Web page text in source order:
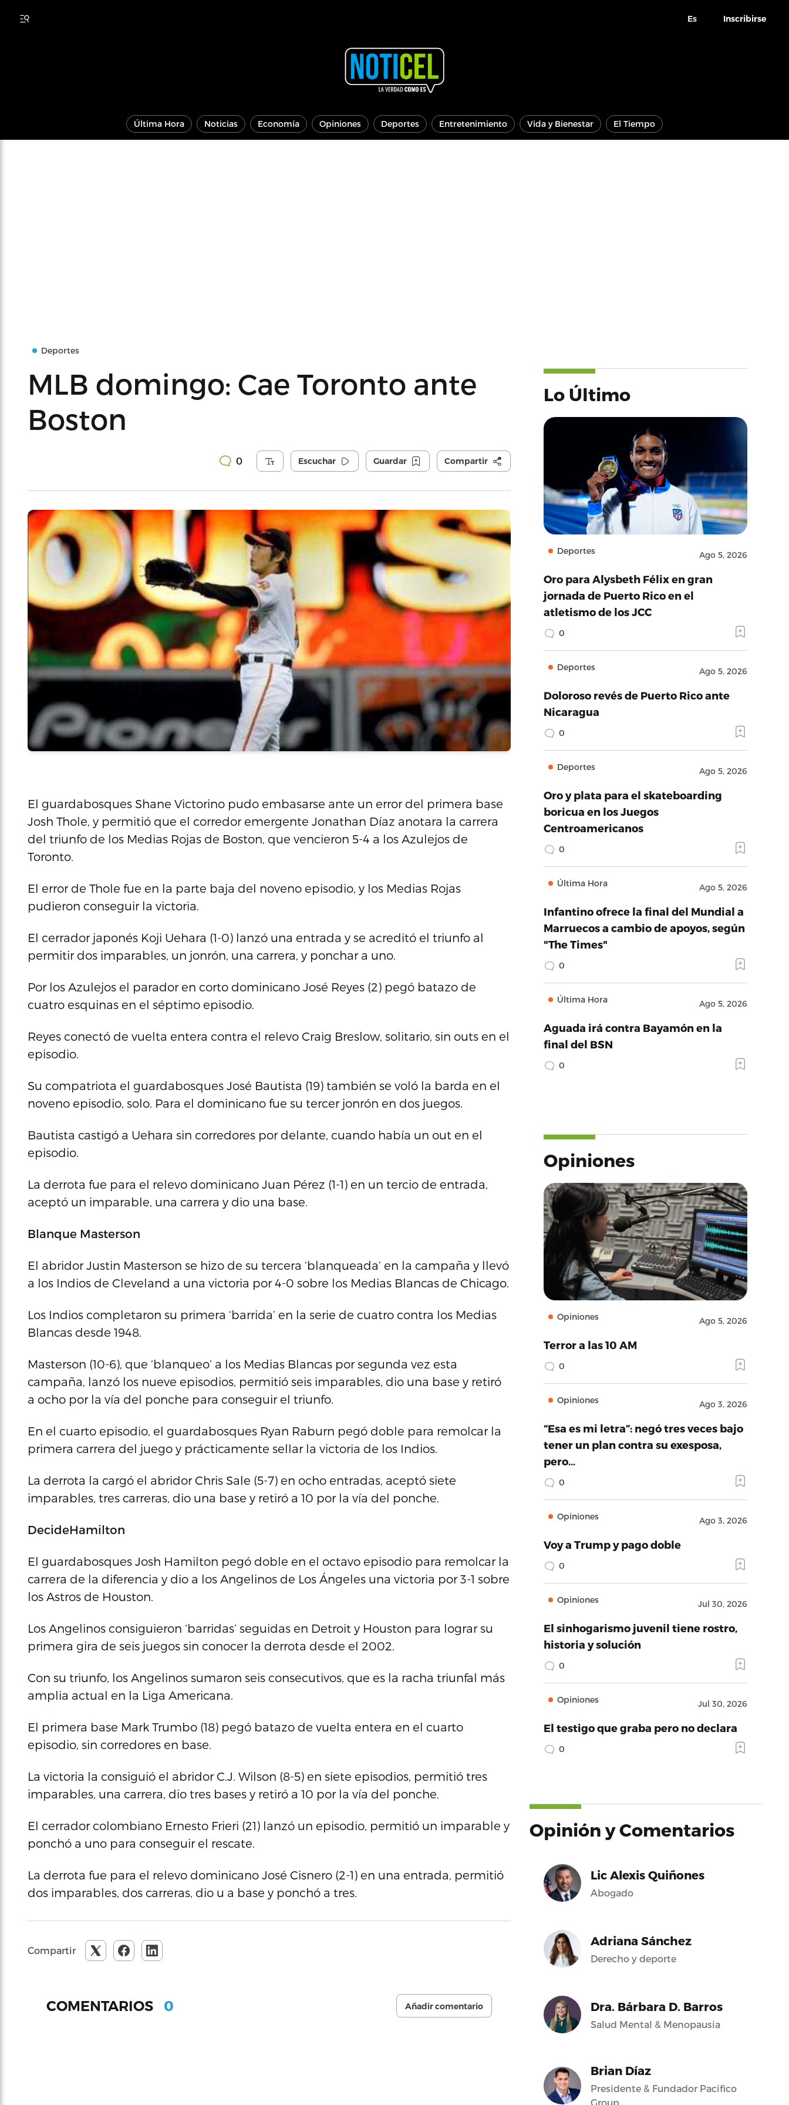
Es Inscribirse
Última Hora Noticias Economía Opiniones Deportes Entretenimiento Vida y Bienestar El Tiempo
Deportes
MLB domingo: Cae Toronto ante
Boston
0 Escuchar Guardar Compartir
El guardabosques Shane Victorino pudo embasarse ante un error del primera base
Josh Thole, y permitió que el corredor emergente Jonathan Díaz anotara la carrera
del triunfo de los Medias Rojas de Boston, que vencieron 5-4 a los Azulejos de
Toronto.
El error de Thole fue en la parte baja del noveno episodio, y los Medias Rojas
pudieron conseguir la victoria.
El cerrador japonés Koji Uehara (1-0) lanzó una entrada y se acreditó el triunfo al
permitir dos imparables, un jonrón, una carrera, y ponchar a uno.
Por los Azulejos el parador en corto dominicano José Reyes (2) pegó batazo de
cuatro esquinas en el séptimo episodio.
Reyes conectó de vuelta entera contra el relevo Craig Breslow, solitario, sin outs en el
episodio.
Su compatriota el guardabosques José Bautista (19) también se voló la barda en el
noveno episodio, solo. Para el dominicano fue su tercer jonrón en dos juegos.
Bautista castigó a Uehara sin corredores por delante, cuando había un out en el
episodio.
La derrota fue para el relevo dominicano Juan Pérez (1-1) en un tercio de entrada,
aceptó un imparable, una carrera y dio una base.
Blanque Masterson
El abridor Justin Masterson se hizo de su tercera ‘blanqueada’ en la campaña y llevó
a los Indios de Cleveland a una victoria por 4-0 sobre los Medias Blancas de Chicago.
Los Indios completaron su primera ‘barrida’ en la serie de cuatro contra los Medias
Blancas desde 1948.
Masterson (10-6), que ‘blanqueo’ a los Medias Blancas por segunda vez esta
campaña, lanzó los nueve episodios, permitió seis imparables, dio una base y retiró
a ocho por la vía del ponche para conseguir el triunfo.
En el cuarto episodio, el guardabosques Ryan Raburn pegó doble para remolcar la
primera carrera del juego y prácticamente sellar la victoria de los Indios.
La derrota la cargó el abridor Chris Sale (5-7) en ocho entradas, aceptó siete
imparables, tres carreras, dio una base y retiró a 10 por la vía del ponche.
DecideHamilton
El guardabosques Josh Hamilton pegó doble en el octavo episodio para remolcar la
carrera de la diferencia y dio a los Angelinos de Los Ángeles una victoria por 3-1 sobre
los Astros de Houston.
Los Angelinos consiguieron ‘barridas’ seguidas en Detroit y Houston para lograr su
primera gira de seis juegos sin conocer la derrota desde el 2002.
Con su triunfo, los Angelinos sumaron seis consecutivos, que es la racha triunfal más
amplia actual en la Liga Americana.
El primera base Mark Trumbo (18) pegó batazo de vuelta entera en el cuarto
episodio, sin corredores en base.
La victoria la consiguió el abridor C.J. Wilson (8-5) en siete episodios, permitió tres
imparables, una carrera, dio tres bases y retiró a 10 por la vía del ponche.
El cerrador colombiano Ernesto Frieri (21) lanzó un episodio, permitió un imparable y
ponchó a uno para conseguir el rescate.
La derrota fue para el relevo dominicano José Cisnero (2-1) en una entrada, permitió
dos imparables, dos carreras, dio u a base y ponchó a tres.
Compartir
COMENTARIOS 0 Añadir comentario
Lo Último
Deportes Ago 5, 2026
Oro para Alysbeth Félix en gran
jornada de Puerto Rico en el
atletismo de los JCC
0
Deportes Ago 5, 2026
Doloroso revés de Puerto Rico ante
Nicaragua
0
Deportes Ago 5, 2026
Oro y plata para el skateboarding
boricua en los Juegos
Centroamericanos
0
Última Hora Ago 5, 2026
Infantino ofrece la final del Mundial a
Marruecos a cambio de apoyos, según
"The Times"
0
Última Hora Ago 5, 2026
Aguada irá contra Bayamón en la
final del BSN
0
Opiniones
Opiniones Ago 5, 2026
Terror a las 10 AM
0
Opiniones Ago 3, 2026
“Esa es mi letra”: negó tres veces bajo
tener un plan contra su exesposa,
pero…
0
Opiniones Ago 3, 2026
Voy a Trump y pago doble
0
Opiniones Jul 30, 2026
El sinhogarismo juvenil tiene rostro,
historia y solución
0
Opiniones Jul 30, 2026
El testigo que graba pero no declara
0
Opinión y Comentarios
Lic Alexis Quiñones
Abogado
Adriana Sánchez
Derecho y deporte
Dra. Bárbara D. Barros
Salud Mental & Menopausia
Brian Díaz
Presidente & Fundador Pacifico
Group